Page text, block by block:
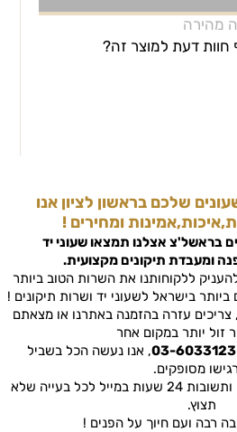
מהירה
חוות דעת למוצר זה?
שלכם בראשון לציון אנו
ומחירים !
בראשל'צ אצלנו תמצאו שעוני יד
ומעבדת תיקונים מקצועית.
ללקוחותנו את השרות הטוב ביותר
בישראל לשעוני יד ושרות תיקונים !
עזרה בהזמנה באתרנו או מצאתם
זול יותר במקום אחר
03-6033123, אנו נעשה הכל בשביל
מסופקים.
נציגנו ישמחו לתת לכם מענה ותשובות 24 שעות במייל לכל בעייה שלא
תצוץ.
רבה ועם חיוך על הפנים !